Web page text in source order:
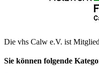
Die vhs Calw e.V. ist
Sie können folgende